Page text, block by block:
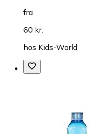
fra
60 kr.
hos Kids-World